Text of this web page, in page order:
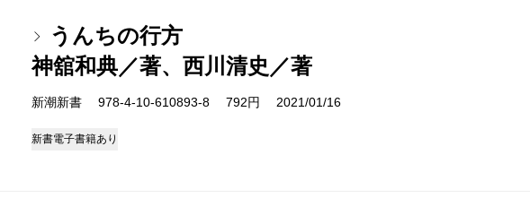
うんちの行方
神舘和典／著、西川清史／著
新潮新書 978-4-10-610893-8 792円 2021/01/16
新書電子書籍あり